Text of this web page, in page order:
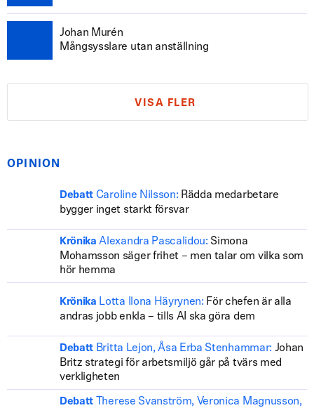
Johan Murén
Mångsysslare utan anställning
VISA FLER
OPINION
Debatt Caroline Nilsson: Rädda medarbetare
bygger inget starkt försvar
Krönika Alexandra Pascalidou: Simona
Mohamsson säger frihet – men talar om vilka som
hör hemma
Krönika Lotta Ilona Häyrynen: För chefen är alla
andras jobb enkla – tills AI ska göra dem
Debatt Britta Lejon, Åsa Erba Stenhammar: Johan
Britz strategi för arbetsmiljö går på tvärs med
verkligheten
Debatt
Therese Svanström, Veronica Magnusson,